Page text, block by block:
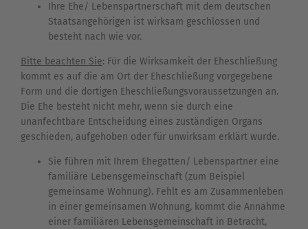
Ihre Ehe/ Lebenspartnerschaft mit dem deutschen
Staatsangehörigen ist wirksam geschlossen und
besteht nach wie vor.
Bitte beachten Sie: Für die Wirksamkeit der Eheschließung
kommt es auf die am Ort der Eheschließung vorgegebene
Form und die dortigen Eheschließungsvoraussetzungen an.
Die Ehe besteht nicht mehr, wenn sie durch eine
unanfechtbare Entscheidung eines zuständigen Organs
geschieden, aufgehoben oder für unwirksam erklärt wurde.
Sie führen mit Ihrem Ehegatten/ Lebenspartner eine
familiäre Lebensgemeinschaft (zum Beispiel
gemeinsame Wohnung). Fehlt es am Zusammenleben
in einer gemeinsamen Wohnung, kommt die Annahme
einer familiären Lebensgemeinschaft in Betracht,